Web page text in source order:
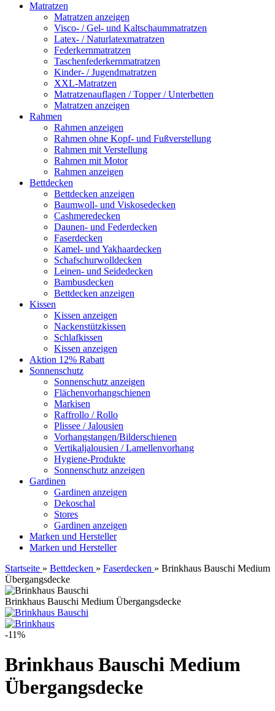
Matratzen
Matratzen anzeigen
Visco- / Gel- und Kaltschaummatratzen
Latex- / Naturlatexmatratzen
Federkernmatratzen
Taschenfederkernmatratzen
Kinder- / Jugendmatratzen
XXL-Matratzen
Matratzenauflagen / Topper / Unterbetten
Matratzen anzeigen
Rahmen
Rahmen anzeigen
Rahmen ohne Kopf- und Fußverstellung
Rahmen mit Verstellung
Rahmen mit Motor
Rahmen anzeigen
Bettdecken
Bettdecken anzeigen
Baumwoll- und Viskosedecken
Cashmeredecken
Daunen- und Federdecken
Faserdecken
Kamel- und Yakhaardecken
Schafschurwolldecken
Leinen- und Seidedecken
Bambusdecken
Bettdecken anzeigen
Kissen
Kissen anzeigen
Nackenstützkissen
Schlafkissen
Kissen anzeigen
Aktion 12% Rabatt
Sonnenschutz
Sonnenschutz anzeigen
Flächenvorhangschienen
Markisen
Raffrollo / Rollo
Plissee / Jalousien
Vorhangstangen/Bilderschienen
Vertikaljalousien / Lamellenvorhang
Hygiene-Produkte
Sonnenschutz anzeigen
Gardinen
Gardinen anzeigen
Dekoschal
Stores
Gardinen anzeigen
Marken und Hersteller
Marken und Hersteller
Startseite » Bettdecken » Faserdecken » Brinkhaus Bauschi Medium
Übergangsdecke
Brinkhaus Bauschi Medium Übergangsdecke
-11%
Brinkhaus Bauschi Medium
Übergangsdecke